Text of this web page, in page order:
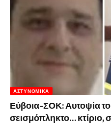
ΑΣΤΥΝΟΜΙΚΆ
Εύβοια-ΣΟΚ: Αυτοψία
σεισμόπληκτο… κτίριο,